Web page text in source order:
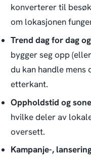
konverterer til
om lokasjonen
Trend dag for dag
bygger seg opp
du kan handle
etterkant.
Oppholdstid og
hvilke deler av
oversett.
Kampanje-,